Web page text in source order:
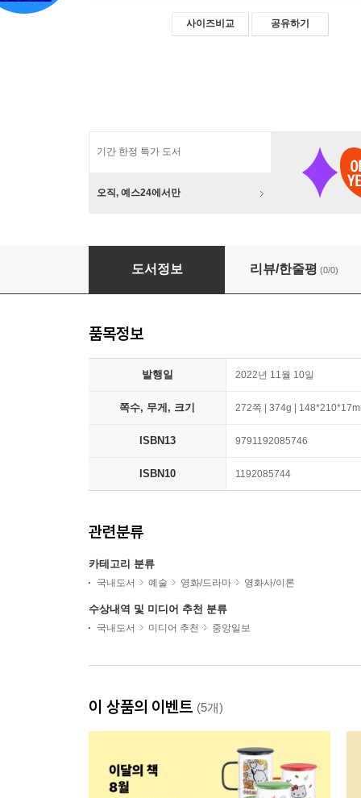
사이즈비교 공유하기
기간 한정 특가 도서
오직, 예스24에서만
신데렐라는 없었다
도서정보 리뷰/한줄평 (0/0)
품목정보
발행일 2022년 11월 10일
쪽수, 무게, 크기 272쪽 | 374g |
ISBN13 9791192085746
ISBN10 1192085744
관련분류
카테고리 분류
국내도서 예술 영화/드라마 영화사/이론
수상내역 및 미디어 추천 분류
국내도서 미디어 추천 중앙일보
이 상품의 이벤트 (5개)